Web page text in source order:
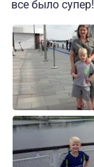
все было супер!